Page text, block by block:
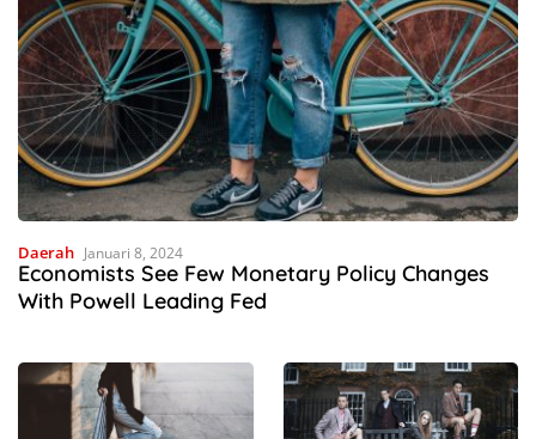
Daerah Januari 8, 2024
Economists See Few Monetary Policy Changes
With Powell Leading Fed